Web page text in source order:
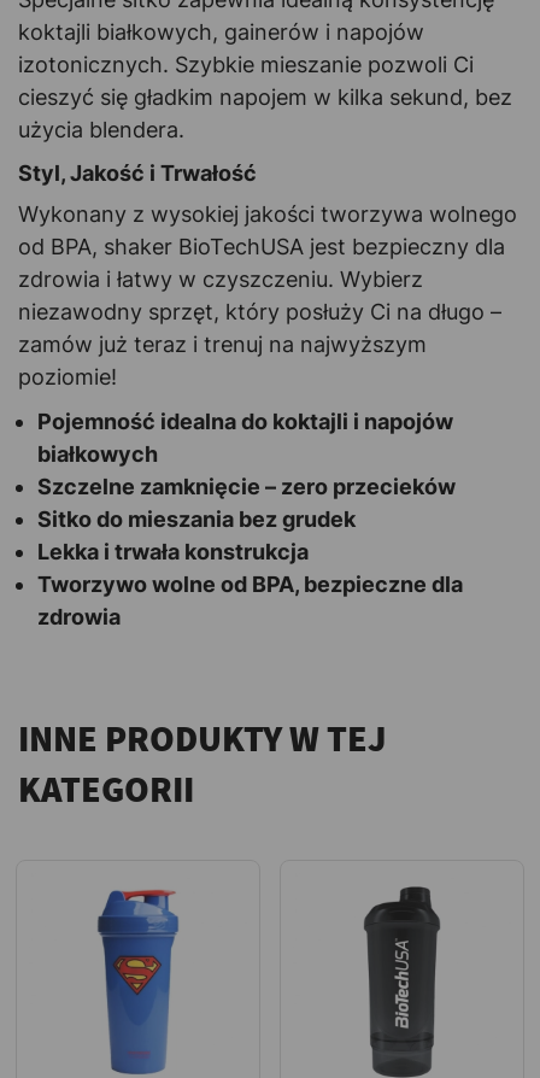
koktajli białkowych, gainerów i napojów
izotonicznych. Szybkie mieszanie pozwoli Ci
cieszyć się gładkim napojem w kilka sekund, bez
użycia blendera.
Styl, Jakość i Trwałość
Wykonany z wysokiej jakości tworzywa wolnego
od BPA, shaker BioTechUSA jest bezpieczny dla
zdrowia i łatwy w czyszczeniu. Wybierz
niezawodny sprzęt, który posłuży Ci na długo –
zamów już teraz i trenuj na najwyższym
poziomie!
Pojemność idealna do koktajli i napojów
białkowych
Szczelne zamknięcie – zero przecieków
Sitko do mieszania bez grudek
Lekka i trwała konstrukcja
Tworzywo wolne od BPA, bezpieczne dla
zdrowia
INNE PRODUKTY W TEJ
KATEGORII